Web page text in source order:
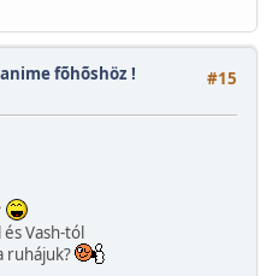
#15
fõhõshöz !
Vash-tól
ruhájuk?